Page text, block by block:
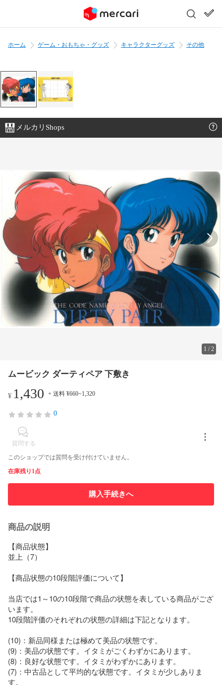
ホーム ゲーム・おもちゃ・グッズ キャラクターグッズ その他
メルカリShops
1 /2
ムービック ダーティペア 下敷き
¥ 1,430 + 送料 ¥660~1,320
0
質問する
このショップでは質問を受け付けていません。
在庫残り1点
購入手続きへ
商品の説明
【商品状態】
並上（7）
【商品状態の10段階評価について】
当店では1～10の10段階で商品の状態を表している商品がござ
います。
10段階評価のそれぞれの状態の詳細は下記となります。
(10)：新品同様または極めて美品の状態です。
(9)：美品の状態です。イタミがごくわずかにあります。
(8)：良好な状態です。イタミがわずかにあります。
(7)：中古品として平均的な状態です。イタミが少しありま
す。